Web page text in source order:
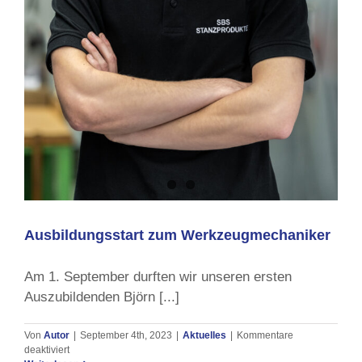
Ausbildungsstart zum Werkzeugmechaniker
Am 1. September durften wir unseren ersten
Auszubildenden Björn [...]
Von Autor September 4th, 2023 Aktuelles
Kommentare
deaktiviertfür